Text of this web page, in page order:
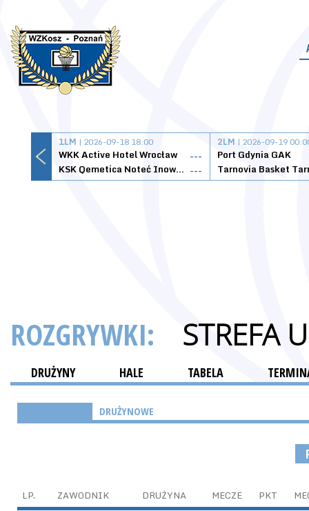
1LM | 2026-09-18 18:00
WKK Active Hotel Wrocław
---
KSK Qemetica Noteć Inowrocław ---
2LM | 2026-09-19
Port Gdynia GAK
ROZGRYWKI: STREFA
DRUŻYNY HALE TABELA
DRUŻYNOWE
LP. ZAWODNIK DRUŻYNA MECZE PKT